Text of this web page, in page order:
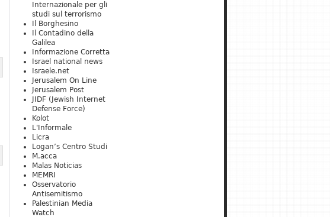
Internazionale per gli
studi sul terrorismo
Il Borghesino
Il Contadino della
Galilea
Informazione Corretta
Israel national news
Israele.net
Jerusalem On Line
Jerusalem Post
JIDF (Jewish Internet
Defense Force)
Kolot
L'Informale
Licra
Logan’s Centro Studi
M.acca
Malas Noticias
MEMRI
Osservatorio
Antisemitismo
Palestinian Media
Watch